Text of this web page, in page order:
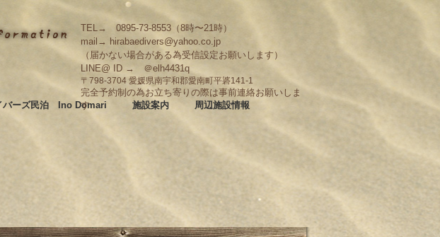
TEL→ 0895-73-8553（8時〜21時）
mail→ hirabaedivers@yahoo.co.jp
（届かない場合がある為受信設定お願いします）
LINE@ ID → ＠elh4431q
〒798-3704 愛媛県南宇和郡愛南町平碆141-1
完全予約制の為お立ち寄りの際は事前連絡お願いしま
す
バーズ民泊 Ino Domari 施設案内 周辺施設情報